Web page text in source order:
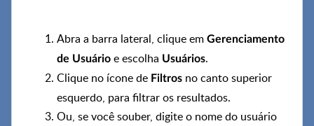
Abra a barra lateral, clique em Gerenciamento
de Usuário e escolha Usuários.
Clique no ícone de Filtros no canto superior
esquerdo, para filtrar os resultados.
Ou, se você souber, digite o nome do usuário